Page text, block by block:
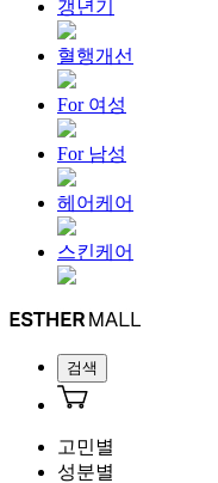
갱년기
혈행개선
For 여성
For 남성
헤어케어
스킨케어
검색
고민별
성분별